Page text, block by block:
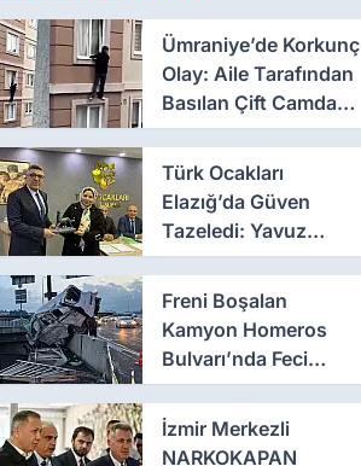
Ümraniye’de Korkunç
Olay: Aile Tarafından
Basılan Çift Camdan
Atladı
Türk Ocakları
Elazığ’da Güven
Tazeledi: Yavuz
Haykır Yeniden
Başkan
Freni Boşalan
Kamyon Homeros
Bulvarı’nda Feci
Kazaya Neden Oldu
İzmir Merkezli
NARKOKAPAN